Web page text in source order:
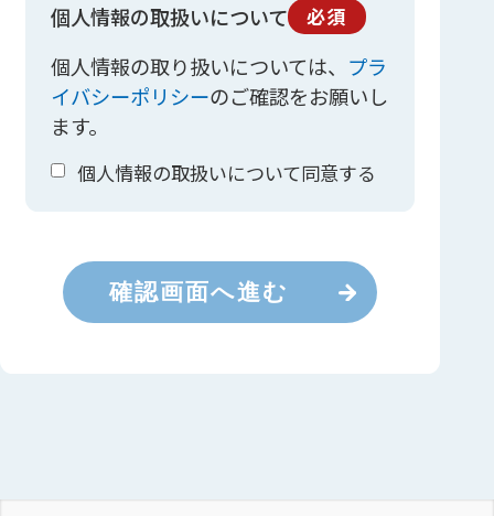
個人情報の取扱いについて 必須
個人情報の取り扱いについては、 プラ
イバシーポリシーのご確認をお願いし
ます。
個人情報の取扱いについて同意する
確認画面へ進む